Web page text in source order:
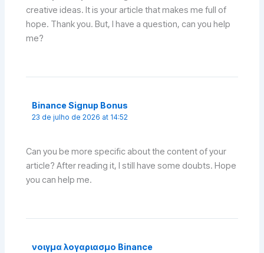
creative ideas. It is your article that makes me full of
hope. Thank you. But, I have a question, can you help
me?
Binance Signup Bonus
23 de julho de 2026 at 14:52
Can you be more specific about the content of your
article? After reading it, I still have some doubts. Hope
you can help me.
νοιγμα λογαριασμο Binance